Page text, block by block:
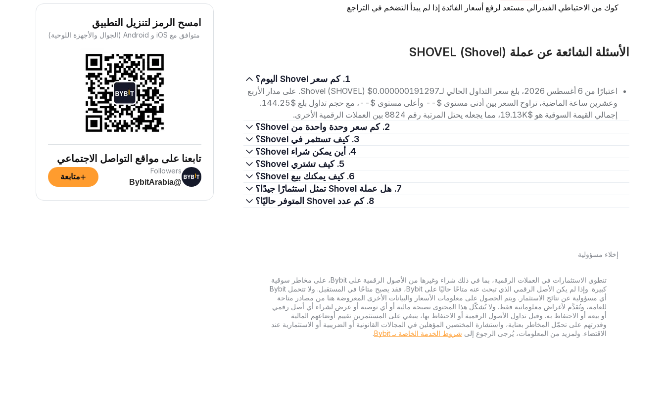
كوك من الاحتياطي الفيدرالي مستعد لرفع أسعار الفائدة إذا لم يبدأ التضخم في التراجع
الأسئلة الشائعة عن عملة SHOVEL (Shovel)
1. كم سعر Shovel اليوم؟
اعتبارًا من 6 أغسطس 2026، بلغ سعر التداول الحالي لـShovel (SHOVEL) $0.000000191297. على مدار الأربع
وعشرين ساعة الماضية، تراوح السعر بين أدنى مستوى $-- وأعلى مستوى $--، مع حجم تداول بلغ $144.25.
إجمالي القيمة السوقية هو $19.13K، مما يجعله يحتل المرتبة رقم 8824 بين العملات الرقمية الأخرى.
2. كم سعر وحدة واحدة من Shovel؟
3. كيف تستثمر في Shovel؟
4. أين يمكن شراء Shovel؟
5. كيف تشتري Shovel؟
6. كيف يمكنك بيع Shovel؟
7. هل عملة Shovel تمثل استثمارًا جيدًا؟
8. كم عدد Shovel المتوفر حاليًا؟
إخلاء مسؤولية
تنطوي الاستثمارات في العملات الرقمية، بما في ذلك شراء وغيرها من الأصول الرقمية على Bybit، على مخاطر سوقية
كبيرة. وإذا لم يكن الأصل الرقمي الذي تبحث عنه متاحًا حاليًا على Bybit، فقد يصبح متاحًا في المستقبل. ولا تتحمل Bybit
أي مسؤولية عن نتائج الاستثمار. ويتم الحصول على معلومات الأسعار والبيانات الأخرى المعروضة هنا من مصادر متاحة
للعامة، وتُقدَّم لأغراض معلوماتية فقط. ولا يُشكّل هذا المحتوى نصيحة مالية أو أي توصية أو عرض لشراء أي أصل رقمي
أو بيعه أو الاحتفاظ به. وقبل تداول الأصول الرقمية أو الاحتفاظ بها، ينبغي على المستثمرين تقييم أوضاعهم المالية
وقدرتهم على تحمّل المخاطر بعناية، واستشارة المختصين المؤهلين في المجالات القانونية أو الضريبية أو الاستثمارية عند
الاقتضاء. ولمزيد من المعلومات، يُرجى الرجوع إلى شروط الخدمة الخاصة بـ Bybit .
امسح الرمز لتنزيل التطبيق
متوافق مع iOS و Android (الجوال والأجهزة اللوحية)
تابعنا على مواقع التواصل الاجتماعي
Followers
@BybitArabia
+متابعة